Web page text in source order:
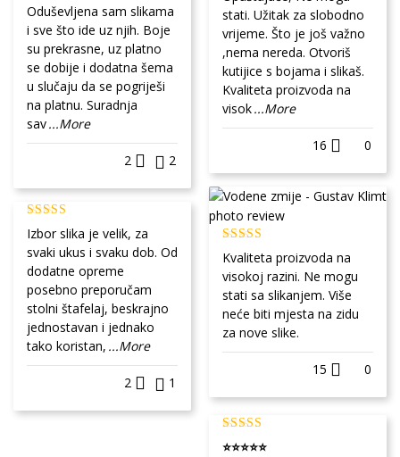
Oduševljena sam slikama
i sve što ide uz njih. Boje
su prekrasne, uz platno
se dobije i dodatna šema
u slučaju da se pogriješi
na platnu. Suradnja
sav...More
2 2
Izbor slika je velik, za
svaki ukus i svaku dob. Od
dodatne opreme
posebno preporučam
stolni štafelaj, beskrajno
jednostavan i jednako
tako koristan, ...More
2 1
stati. Užitak za slobodno
vrijeme. Što je još važno
,nema nereda. Otvoriš
kutijice s bojama i slikaš.
Kvaliteta proizvoda na
visok...More
16 0
Kvaliteta proizvoda na
visokoj razini. Ne mogu
stati sa slikanjem. Više
neće biti mjesta na zidu
za nove slike.
15 0
⭐⭐⭐⭐⭐